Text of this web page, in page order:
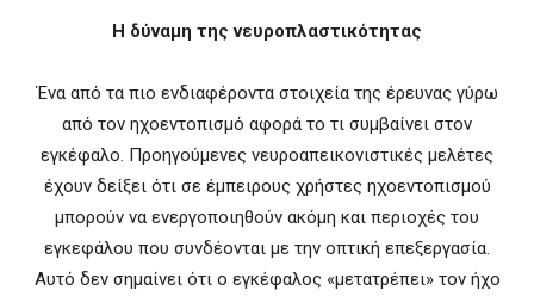
Η δύναμη της νευροπλαστικότητας
Ένα από τα πιο ενδιαφέροντα στοιχεία της έρευνας γύρω
από τον ηχοεντοπισμό αφορά το τι συμβαίνει στον
εγκέφαλο. Προηγούμενες νευροαπεικονιστικές μελέτες
έχουν δείξει ότι σε έμπειρους χρήστες ηχοεντοπισμού
μπορούν να ενεργοποιηθούν ακόμη και περιοχές του
εγκεφάλου που συνδέονται με την οπτική επεξεργασία.
Αυτό δεν σημαίνει ότι ο εγκέφαλος «μετατρέπει» τον ήχο